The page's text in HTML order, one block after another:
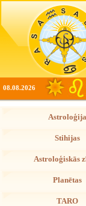
08.08.2026
Astroloģija
Stihijas
Astroloģiskās
Planētas
TARO